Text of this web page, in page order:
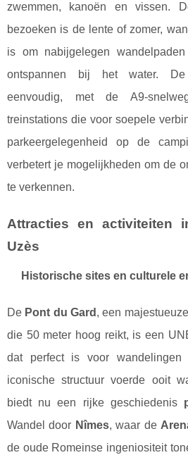
zwemmen, kanoën en vissen.
bezoeken is de lente of zomer,
is om nabijgelegen
ontspannen bij het water. De
eenvoudig, met de A9-
treinstations die voor soepele
parkeergelegenheid op de
verbetert je mogelijkheden om de
te verkennen.
Attracties en activiteiten
Uzès
Historische sites en culturele
De Pont du Gard , een
die 50 meter hoog reikt, is een
dat perfect is voor wandelingen
iconische structuur voerde ooit
biedt nu een rijke geschiedenis
Wandel door Nîmes, waar de
de oude Romeinse ingeniositeit